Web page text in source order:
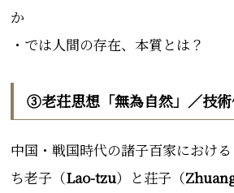
か
・では人間の存在、本質とは？
③老荘思想「無為自然」／技
中国・戦国時代の諸子百家におけ
ち老子（Lao-tzu）と荘子（